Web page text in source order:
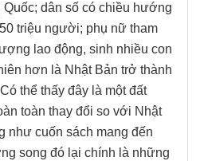
dân số có chiều hướng
triệu người; phụ nữ tham
lao động, sinh nhiều con
hơn là Nhật Bản trở thành
thể thấy đây là một đất
toàn thay đổi so với Nhật
như cuốn sách mang đến
song đó lại chính là những